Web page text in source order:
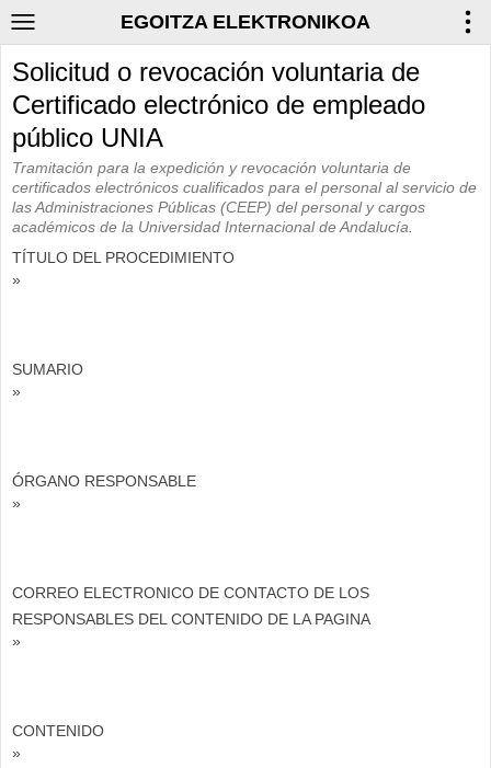
EGOITZA ELEKTRONIKOA
Solicitud o revocación voluntaria de
Certificado electrónico de empleado
público UNIA
Tramitación para la expedición y revocación voluntaria de
certificados electrónicos cualificados para el personal al servicio de
las Administraciones Públicas (CEEP) del personal y cargos
académicos de la Universidad Internacional de Andalucía.
TÍTULO DEL PROCEDIMIENTO
»
SUMARIO
»
ÓRGANO RESPONSABLE
»
CORREO ELECTRONICO DE CONTACTO DE LOS
RESPONSABLES DEL CONTENIDO DE LA PAGINA
»
CONTENIDO
»